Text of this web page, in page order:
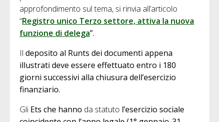
approfondimento sul tema, si rinvia all’articolo
“Registro unico Terzo settore, attiva la nuova
funzione di delega”.
Il deposito al Runts dei documenti appena
illustrati deve essere effettuato entro i 180
giorni successivi alla chiusura dell’esercizio
finanziario.
Gli Ets che hanno da statuto l’esercizio sociale